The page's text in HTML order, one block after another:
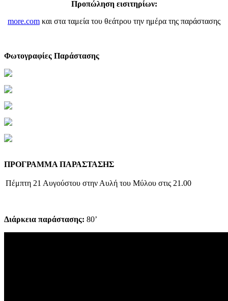
Προπώληση εισιτηρίων:
more.com και στα ταμεία του θεάτρου την ημέρα της παράστασης
Φωτογραφίες Παράστασης
ΠΡΟΓΡΑΜΜΑ ΠΑΡΑΣΤΑΣΗΣ
Πέμπτη 21 Αυγούστου στην Αυλή του Μύλου στις 21.00
Διάρκεια παράστασης: 80’